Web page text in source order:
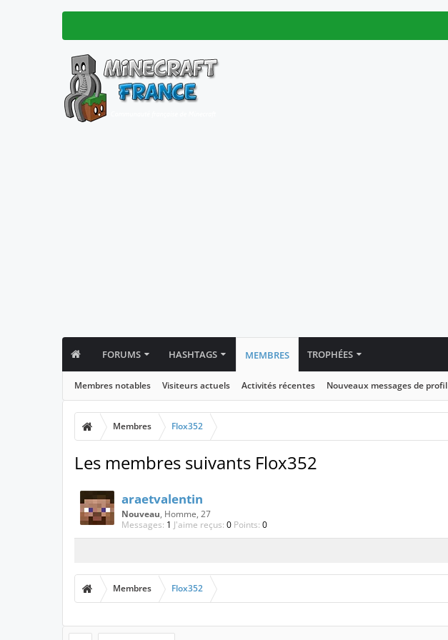
FORUMS HASHTAGS MEMBRES
Membres notables Visiteurs actuels Activités récentes Nouveaux messages de profil
TROPHÉES
Membres Flox352
Les membres suivants Flox352
araetvalentin
Nouveau, Homme, 27
Messages: 1 J'aime reçus: 0 Points: 0
Membres Flox352